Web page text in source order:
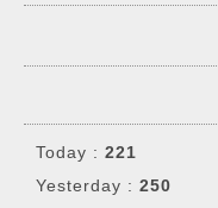
Today : 221
Yesterday : 250